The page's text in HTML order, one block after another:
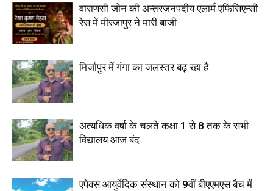
वाराणसी जोन की अन्तरजनपदीय एलार्म एफिसिएन्सी
रेस में मीरजापुर ने मारी बाजी
मिर्जापुर में गंगा का जलस्तर बढ़ रहा है
अत्यधिक वर्षा के चलते कक्षा 1 से 8 तक के सभी
विद्यालय आज बंद
एपेक्स आयुर्वेदिक संस्थान को 9वीं बीएएमएस बैच में